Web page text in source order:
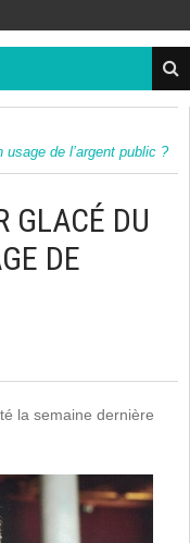
de l’argent public ?
GLACÉ DU
DE
la semaine dernière